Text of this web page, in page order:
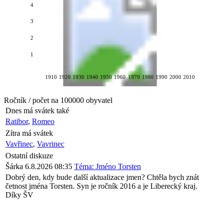
1910 1920 1930 1940 1950 1960 1970 1980 1990 2000 2010
1
2
3
4
Ročník / počet na 100000 obyvatel
Dnes má svátek také
Ratibor, Romeo
Zítra má svátek
Vavřinec, Vavrinec
Ostatní diskuze
Šárka 6.8.2026 08:35 Téma: Jméno Torsten
Dobrý den, kdy bude další aktualizace jmen? Chtěla bych znát
četnost jména Torsten. Syn je ročník 2016 a je Liberecký kraj.
Díky ŠV